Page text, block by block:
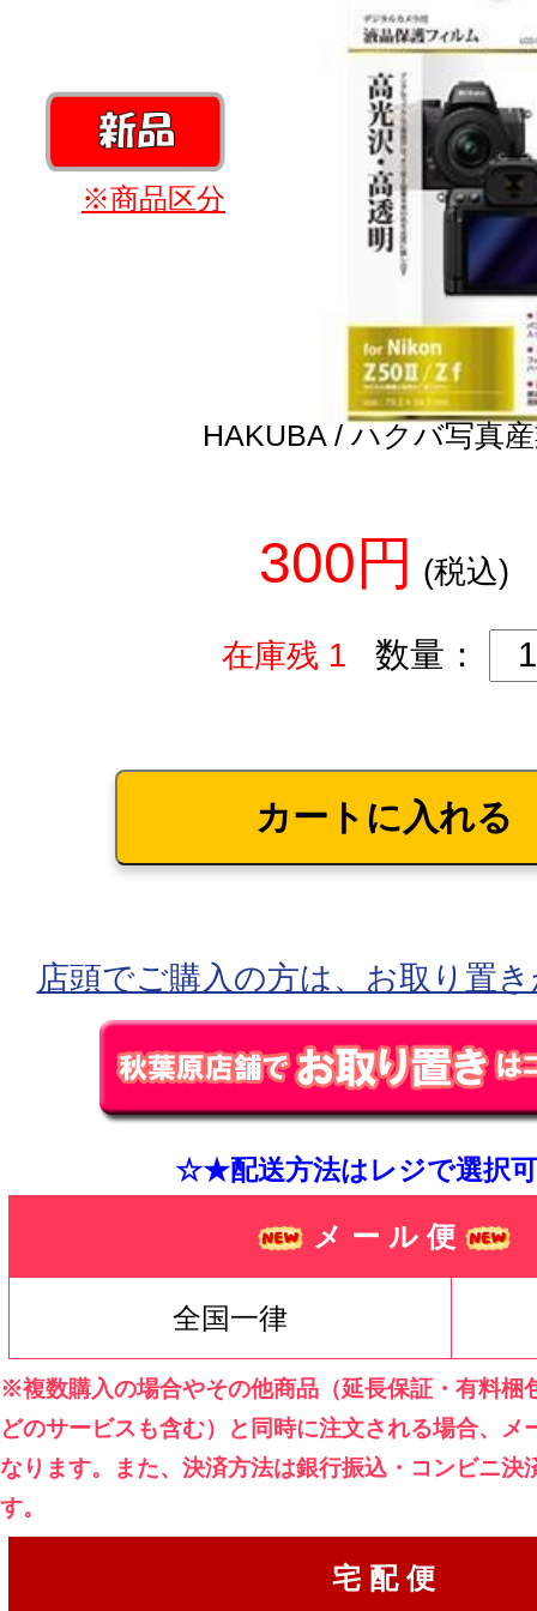
※商品区分
HAKUBA / ハクバ写真
300円 (税込)
在庫残 1 数量：
店頭でご購入の方は、お取り置
☆★配送方法はレジで選択
メ ー ル 便
全国一律
※複数購入の場合やその他商品（延長保証・有料梱
どのサービスも含む）と同時に注文される場合、メ
なります。また、決済方法は銀行振込・コンビニ決
す。
宅 配 便